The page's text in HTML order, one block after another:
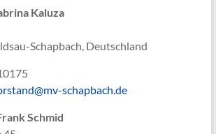
Kaluza
Schapbach, Deutschland
schapbach.de
Schmid